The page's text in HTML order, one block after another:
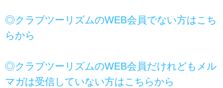
◎クラブツーリズムのWEB会員でない方はこち
らから
◎クラブツーリズムのWEB会員だけれどもメル
マガは受信していない方はこちらから